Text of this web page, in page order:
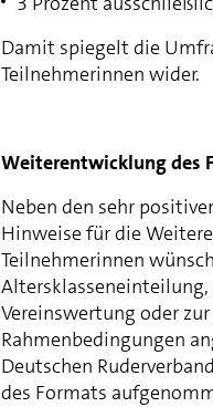
Damit spiegelt die
Teilnehmerinnen wider.
Weiterentwicklung des
Neben den sehr
Hinweise für die
Teilnehmerinnen
Altersklasseneinteilung,
Vereinswertung oder
Rahmenbedingungen
Deutschen
des Formats